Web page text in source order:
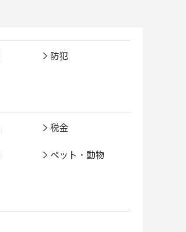
防犯
税金
ペット・動物